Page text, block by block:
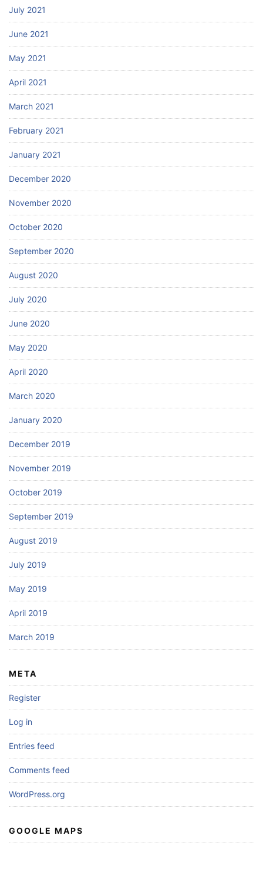
July 2021
June 2021
May 2021
April 2021
March 2021
February 2021
January 2021
December 2020
November 2020
October 2020
September 2020
August 2020
July 2020
June 2020
May 2020
April 2020
March 2020
January 2020
December 2019
November 2019
October 2019
September 2019
August 2019
July 2019
May 2019
April 2019
March 2019
META
Register
Log in
Entries feed
Comments feed
WordPress.org
GOOGLE MAPS